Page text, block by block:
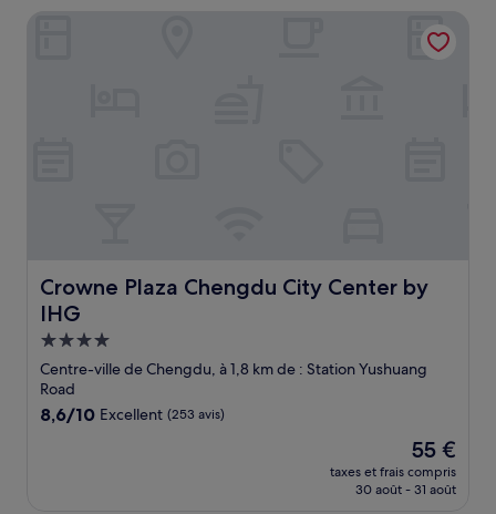
de
109 €
Crowne Plaza Chengdu City Center by
IHG
Crowne Plaza Chengdu City Center by IHG
Hébergement
4.0 étoiles
Centre-ville de Chengdu, à 1,8 km de : Station Yushuang
Road
8.6
8,6/10 Excellent (253 avis)
Le
nouveau
prix
55 €
taxes et frais compris
30 août - 31 août